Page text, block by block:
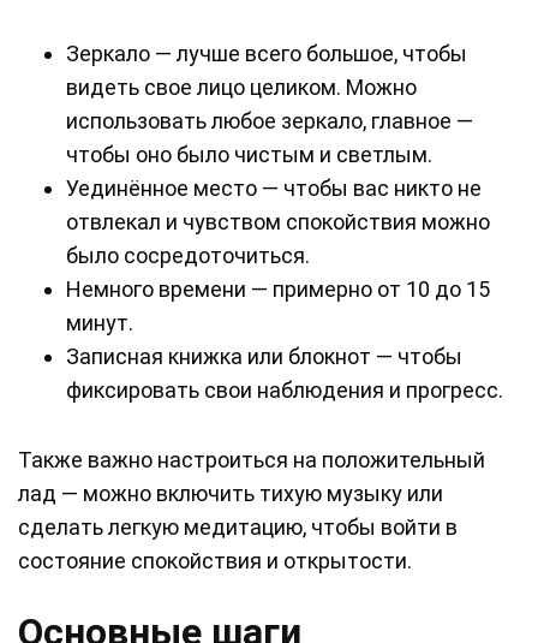
Зеркало — лучше всего большое, чтобы
видеть свое лицо целиком. Можно
использовать любое зеркало, главное —
чтобы оно было чистым и светлым.
Уединённое место — чтобы вас никто не
отвлекал и чувством спокойствия можно
было сосредоточиться.
Немного времени — примерно от 10 до 15
минут.
Записная книжка или блокнот — чтобы
фиксировать свои наблюдения и прогресс.
Также важно настроиться на положительный
лад — можно включить тихую музыку или
сделать легкую медитацию, чтобы войти в
состояние спокойствия и открытости.
Основные шаги